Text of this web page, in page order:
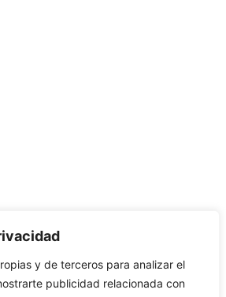
y de terceros para analizar el
publicidad relacionada con